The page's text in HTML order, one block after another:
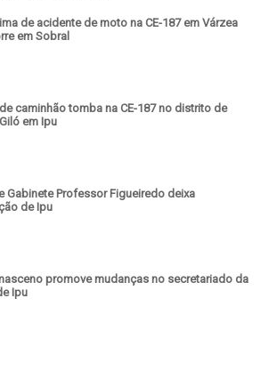
de acidente de moto na CE-187 em Várzea
em Sobral
caminhão tomba na CE-187 no distrito de
em Ipu
Gabinete Professor Figueiredo deixa
de Ipu
promove mudanças no secretariado da
Ipu